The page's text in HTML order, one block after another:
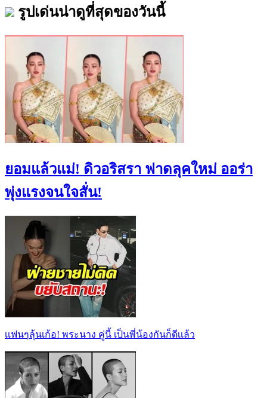
รูปเด่นน่าดูที่สุดของวันนี้
ยอมแล้วแม่! ดิวอริสรา ฟาดลุคใหม่ ออร่า
พุ่งแรงจนใจสั่น!
เเฟนๆลุ้นเก้อ! พระนาง คู่นี้ เป็นพี่น้องกันก็ดีเเล้ว